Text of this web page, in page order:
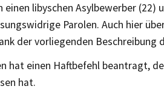
einen libyschen Asylbewerber (22)
Parolen. Auch hier
der vorliegenden Beschreibung
hat einen Haftbefehl beantragt,
hat.